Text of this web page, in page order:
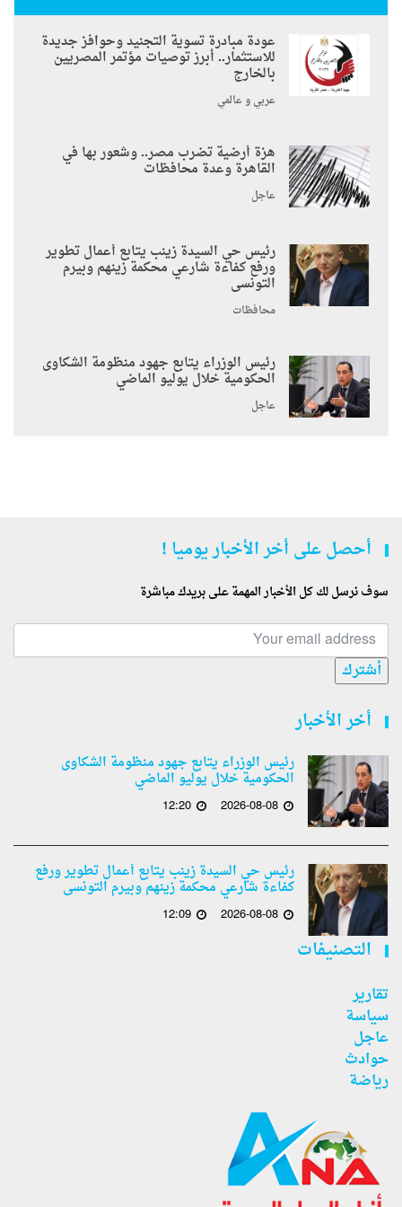
عودة مبادرة تسوية التجنيد وحوافز جديدة
للاستثمار.. أبرز توصيات مؤتمر المصريين
بالخارج
عربي و عالمي
هزة أرضية تضرب مصر.. وشعور بها في
القاهرة وعدة محافظات
عاجل
رئيس حي السيدة زينب يتابع أعمال تطوير
ورفع كفاءة شارعي محكمة زينهم وبيرم
التونسى
محافظات
رئيس الوزراء يتابع جهود منظومة الشكاوى
الحكومية خلال يوليو الماضي
عاجل
أحصل على أخر الأخبار يوميا !
سوف نرسل لك كل الأخبار المهمة على بريدك مباشرة
أشترك
أخر الأخبار
رئيس الوزراء يتابع جهود منظومة الشكاوى
الحكومية خلال يوليو الماضي
2026-08-08
12:20
رئيس حي السيدة زينب يتابع أعمال تطوير ورفع
كفاءة شارعي محكمة زينهم وبيرم التونسى
2026-08-08
12:09
التصنيفات
تقارير
سياسة
عاجل
حوادث
رياضة